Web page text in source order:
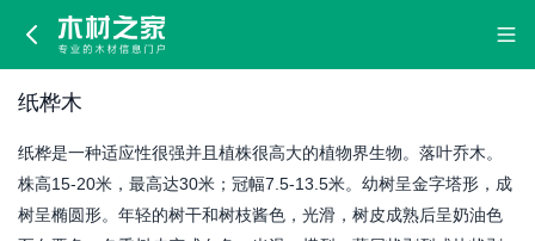
纸
桦
纸桦木
纸桦是一种适应性很强并且植株很高大的植物界生物。落叶乔木。
株高15-20米，最高达30米；冠幅7.5-13.5米。幼树呈金字塔形，成
树呈椭圆形。年轻的树干和树枝酱色，光滑，树皮成熟后呈奶油色